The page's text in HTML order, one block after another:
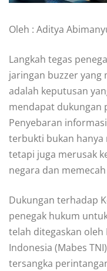
Oleh : Aditya
Langkah tegas
jaringan buzzer yang
adalah keputusan
mendapat dukungan
Penyebaran
terbukti bukan
tetapi juga merusak
negara dan
Dukungan terhadap
penegak hukum
telah ditegaskan oleh
Indonesia (Mabes
tersangka